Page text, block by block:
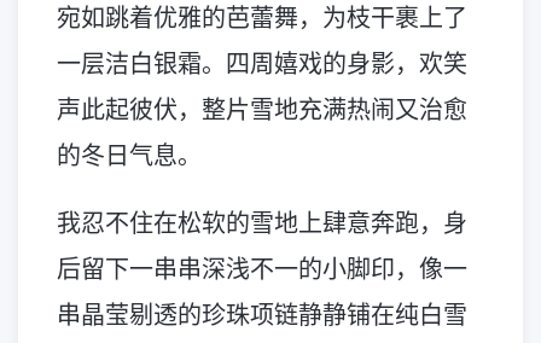
宛如跳着优雅的芭蕾舞，为枝干裹上了
一层洁白银霜。四周嬉戏的身影，欢笑
声此起彼伏，整片雪地充满热闹又治愈
的冬日气息。
我忍不住在松软的雪地上肆意奔跑，身
后留下一串串深浅不一的小脚印，像一
串晶莹剔透的珍珠项链静静铺在纯白雪